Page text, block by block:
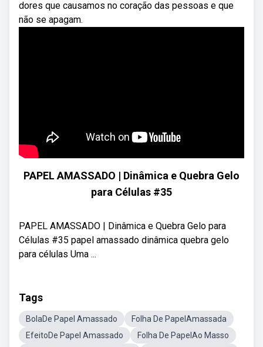
dores que causamos no coração das pessoas e que
não se apagam.
PAPEL AMASSADO | Dinâmica e Quebra Gelo
para Células #35
PAPEL AMASSADO | Dinâmica e Quebra Gelo para
Células #35 papel amassado dinâmica quebra gelo
para células Uma ...
Tags
BolaDe Papel Amassado
Folha De PapelAmassada
EfeitoDe Papel Amassado
Folha De PapelAo Masso